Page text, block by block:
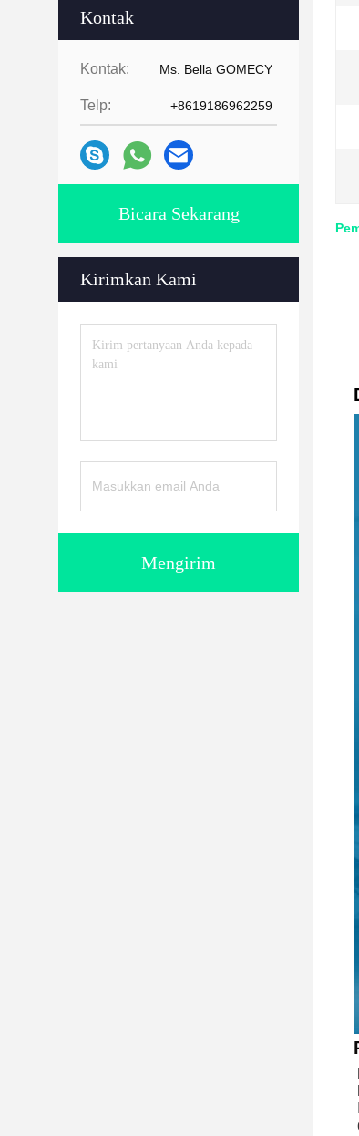
Kontak
Kontak: Ms. Bella GOMECY
Telp: +8619186962259
Bicara Sekarang
Kirimkan Kami
Mengirim